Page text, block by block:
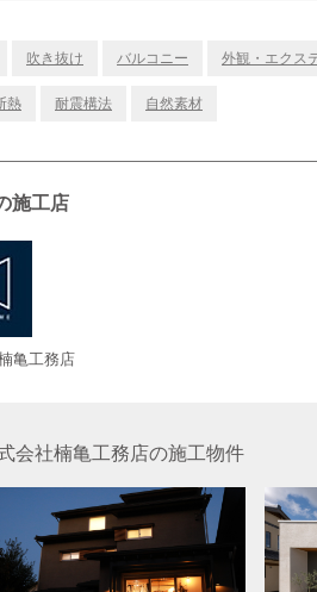
吹き抜け バルコニー 外観・エクス
熱 耐震構法 自然素材
施工店
亀工務店
会社楠亀工務店の施工物件